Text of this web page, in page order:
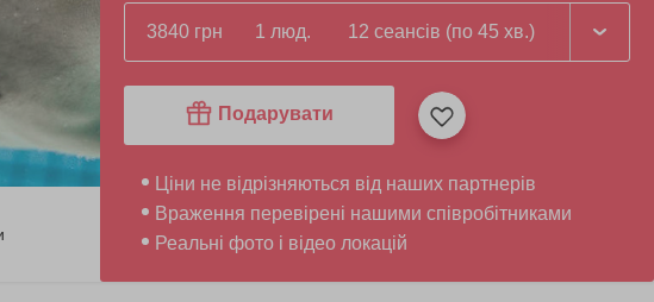
3840 грн 1 люд. 12 сеансів (по 45 хв.)
Подарувати
Ціни не відрізняються від наших партнерів
Враження перевірені нашими співробітниками
Реальні фото і відео локацій